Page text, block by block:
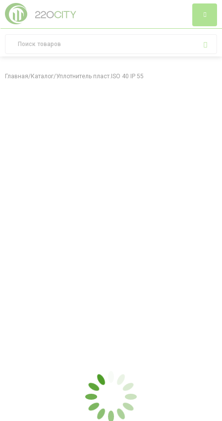
Главная/Каталог/Уплотнитель пласт.ISO 40 IP 55